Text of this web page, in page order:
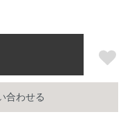
合わせる